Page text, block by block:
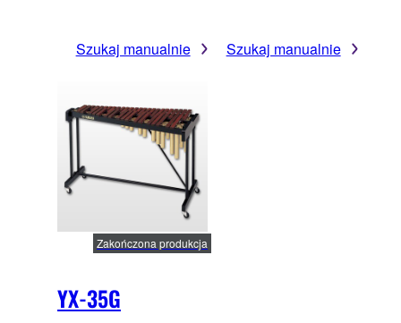
Szukaj manualnie Szukaj manualnie
YX-35G
Zakończona produkcja